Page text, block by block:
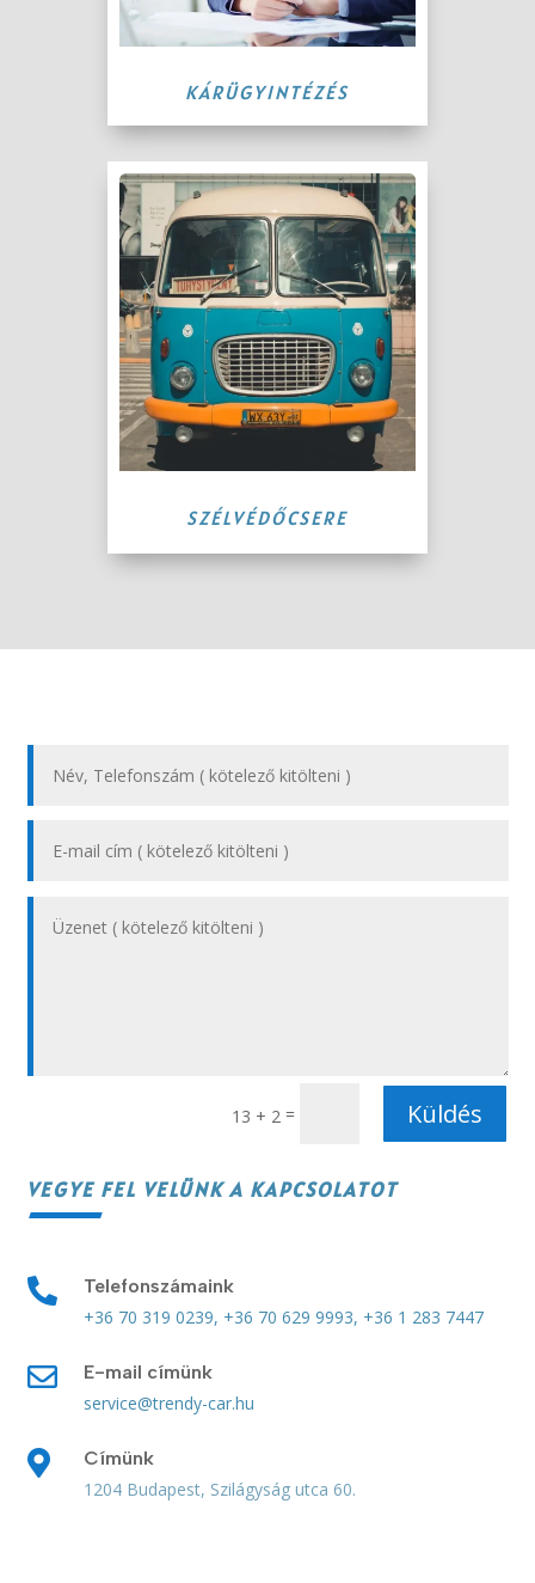
KÁRÜGYINTÉZÉS
SZÉLVÉDŐCSERE
13 + 2 = Küldés
VEGYE FEL VELÜNK A KAPCSOLATOT

Telefonszámaink
+36 70 319 0239, +36 70 629 9993, +36 1 283 7447

E-mail címünk
service@trendy-car.hu

Címünk
1204 Budapest, Szilágyság utca 60.